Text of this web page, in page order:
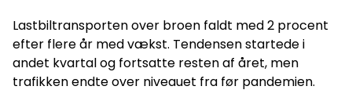
Lastbiltransporten over broen faldt med 2 procent
efter flere år med vækst. Tendensen startede i
andet kvartal og fortsatte resten af året, men
trafikken endte over niveauet fra før pandemien.